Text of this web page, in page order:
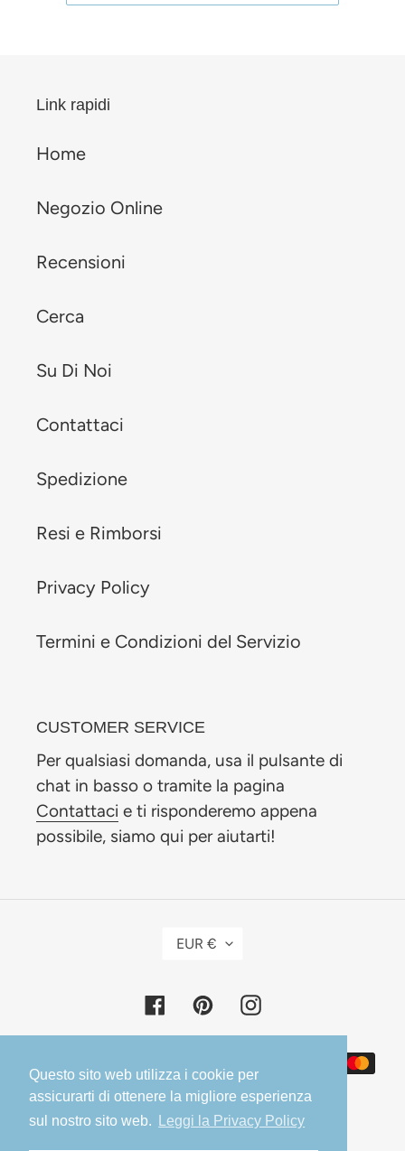
Questo sito web utilizza i cookie per
assicurarti di ottenere la migliore esperienza
sul nostro sito web.
Leggi la Privacy Policy
Link rapidi
Home
Negozio Online
Recensioni
Cerca
Su Di Noi
Contattaci
Spedizione
Resi e Rimborsi
Privacy Policy
Termini e Condizioni del Servizio
CUSTOMER SERVICE
Per qualsiasi domanda, usa il pulsante di
chat in basso o tramite la pagina
Contattaci e ti risponderemo appena
possibile, siamo qui per aiutarti!
U
EUR €
FacebookPinterestInstagram
di
pagamento